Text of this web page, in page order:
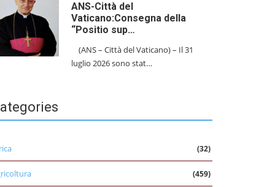
ANS-Città del
Vaticano:Consegna della
“Positio sup…
(ANS – Città del Vaticano) – Il 31
luglio 2026 sono stat…
(32)
(459)